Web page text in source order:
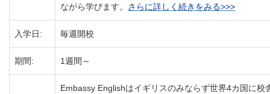
ながら学びます。 さらに詳しく続きをみる>>>
入学日: 毎週開校
期間: 1週間～
Embassy Englishはイギリスのみならず世界4カ国に校